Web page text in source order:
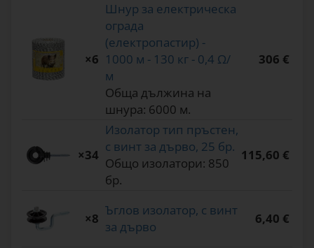
×6
Шнур за електрическа
ограда
(електропастир) -
1000 м - 130 кг - 0,4 Ω/
м
Обща дължина на
шнура: 6000 м.
306 €
×34
Изолатор тип пръстен,
с винт за дърво, 25 бр.
Общо изолатори: 850
бр.
115,60 €
×8
Ъглов изолатор, с винт
за дърво
6,40 €